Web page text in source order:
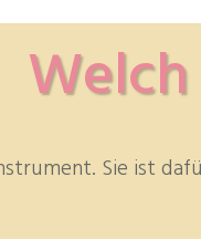
Welch
Sie ist